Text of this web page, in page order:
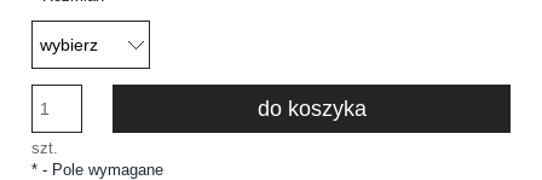
szt.
do koszyka
* - Pole wymagane